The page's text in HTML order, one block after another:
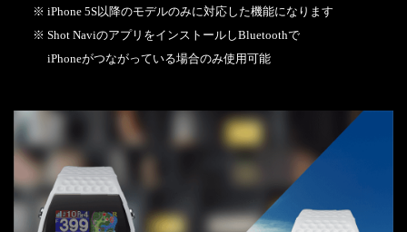
※ iPhone 5S以降のモデルのみに対応した機能になります
※ Shot NaviのアプリをインストールしBluetoothで
iPhoneがつながっている場合のみ使用可能